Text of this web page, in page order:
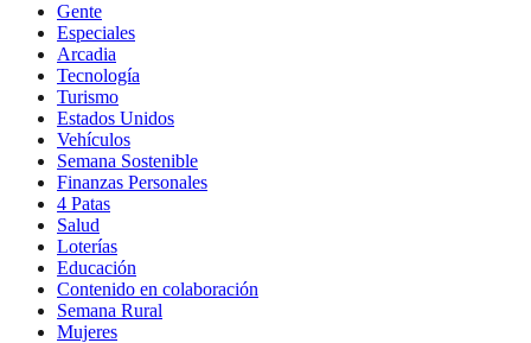
Gente
Especiales
Arcadia
Tecnología
Turismo
Estados Unidos
Vehículos
Semana Sostenible
Finanzas Personales
4 Patas
Salud
Loterías
Educación
Contenido en colaboración
Semana Rural
Mujeres